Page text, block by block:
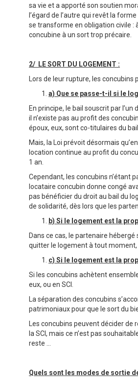
sa vie et a apporté son soutien
l’égard de l’autre qui revêt la
se transforme en obligation civile :
concubine à un sort trop précaire.
2/ LE SORT DU LOGEMENT :
Lors de leur rupture, les
a) Que se passe-t-il si le
En principe, le bail souscrit par
il n’existe pas au profit des
époux, eux, sont co-titulaires du bail.
Mais, la Loi prévoit désormais
location continue au profit du
1 an.
Cependant, les concubins n’étant
locataire concubin donne congé
pas bénéficier du droit au bail du
de solidarité, dès lors que les
b) Si le logement est la
Dans ce cas, le partenaire
quitter le logement à tout
c) Si le logement est la
Si les concubins achètent
eux, ou en SCI.
La séparation des concubins
patrimoniaux pour que le sort du
Les concubins peuvent décider
la SCI, mais ce n’est pas
reste …
Quels sont les modes de sortie